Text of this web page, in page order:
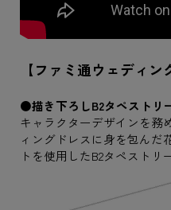
【ファミ通ウェディン
●描き下ろしB2タペストリ
キャラクターデザインを務
ィングドレスに身を包んだ
トを使用したB2タペストリ